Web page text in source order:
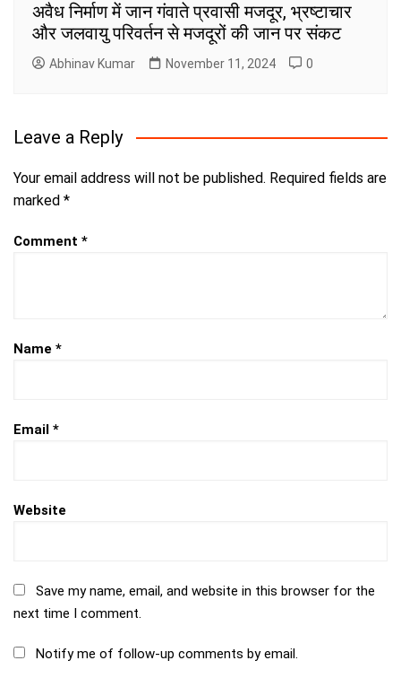
अवैध निर्माण में जान गंवाते प्रवासी मजदूर, भ्रष्टाचार
और जलवायु परिवर्तन से मजदूरों की जान पर संकट
Abhinav Kumar November 11, 2024 0
Leave a Reply
Your email address will not be published. Required fields are
marked *
Comment *
Name *
Email *
Website
Save my name, email, and website in this browser for the
next time I comment.
Notify me of follow-up comments by email.